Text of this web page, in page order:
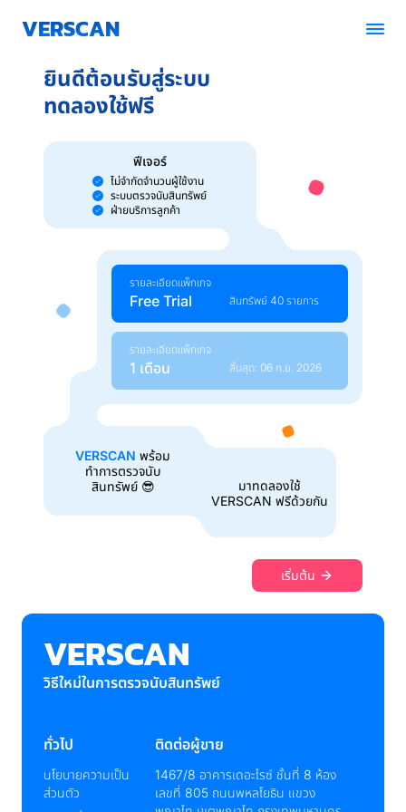
VERSCAN
โซลูชัน
พาร์ทเนอร์
รับใบเสนอราคา
นัดวัน Demo ระบบ
เข้าสู่ระบบ
English
USD($)
THB(฿)
ยินดีต้อนรับสู่ระบบ
ทดลองใช้ฟรี
ฟีเจอร์
ไม่จำกัดจำนวนผู้ใช้งาน
ระบบตรวจนับสินทรัพย์
ฝ่ายบริการลูกค้า
รายละเอียดแพ็กเกจ
Free Trial สินทรัพย์ 40 รายการ
รายละเอียดแพ็กเกจ
1 เดือน สิ้นสุด: 06 ก.ย. 2026
VERSCAN พร้อม
ทำการตรวจนับ
สินทรัพย์ 😎
มาทดลองใช้
VERSCAN ฟรีด้วยกัน
เริ่มต้น
VERSCAN
วิธีใหม่ในการตรวจนับสินทรัพย์
ทั่วไป
นโยบายความเป็น
ส่วนตัว
ติดต่อผู้ขาย
1467/8 อาคารเดอะไรซ์ ชั้นที่ 8 ห้อง
เลขที่ 805 ถนนพหลโยธิน แขวง